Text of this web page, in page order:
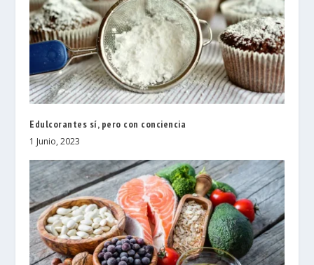
Edulcorantes sí, pero con conciencia
1 Junio, 2023